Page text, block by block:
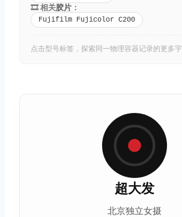
🎞️ 相关胶片 ：
Fujifilm Fujicolor C200
点击型号标签，探索同一物理容器记录的更多宇
超大发
北京独立女摄